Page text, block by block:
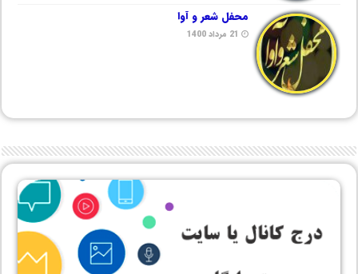
محفل شعر و آوا
21 مرداد 1400